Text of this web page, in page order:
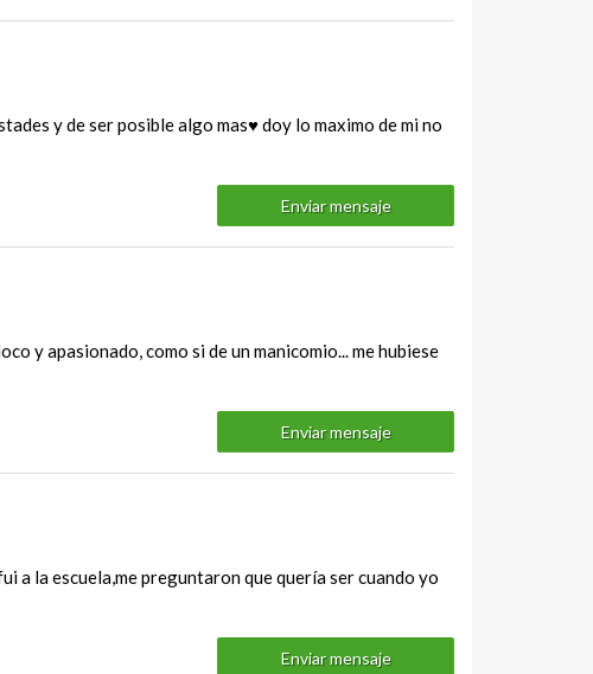
y de ser posible algo mas♥ doy lo maximo de mi no
Enviar mensaje
y apasionado, como si de un manicomio... me hubiese
Enviar mensaje
a la escuela,me preguntaron que quería ser cuando yo
Enviar mensaje